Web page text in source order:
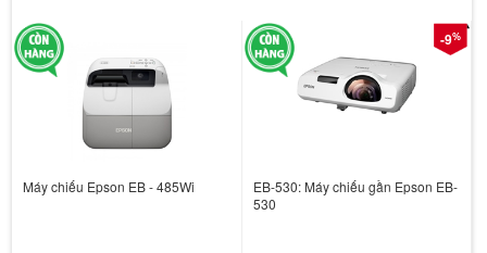
Máy chiếu Epson EB - 485Wi
-9%
EB-530: Máy chiếu gần Epson EB-
530